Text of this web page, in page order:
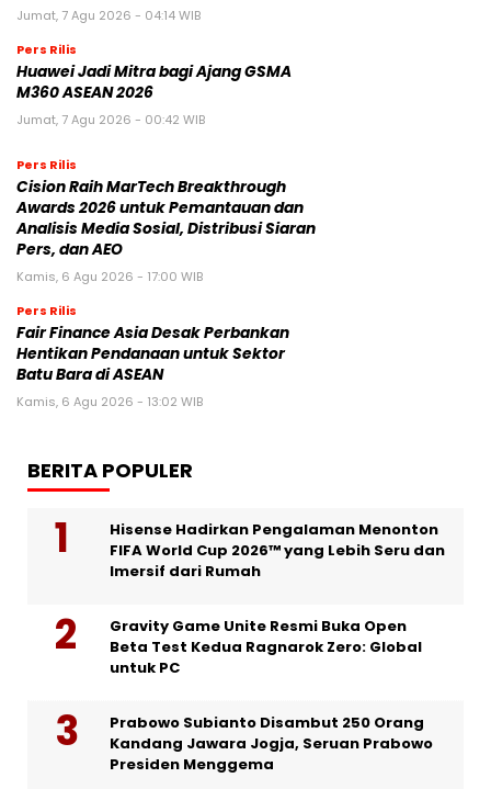
Jumat, 7 Agu 2026 - 04:14 WIB
Pers Rilis
Huawei Jadi Mitra bagi Ajang GSMA
M360 ASEAN 2026
Jumat, 7 Agu 2026 - 00:42 WIB
Pers Rilis
Cision Raih MarTech Breakthrough
Awards 2026 untuk Pemantauan dan
Analisis Media Sosial, Distribusi Siaran
Pers, dan AEO
Kamis, 6 Agu 2026 - 17:00 WIB
Pers Rilis
Fair Finance Asia Desak Perbankan
Hentikan Pendanaan untuk Sektor
Batu Bara di ASEAN
Kamis, 6 Agu 2026 - 13:02 WIB
BERITA POPULER
Hisense Hadirkan Pengalaman Menonton
FIFA World Cup 2026™ yang Lebih Seru dan
Imersif dari Rumah
Gravity Game Unite Resmi Buka Open
Beta Test Kedua Ragnarok Zero: Global
untuk PC
Prabowo Subianto Disambut 250 Orang
Kandang Jawara Jogja, Seruan Prabowo
Presiden Menggema